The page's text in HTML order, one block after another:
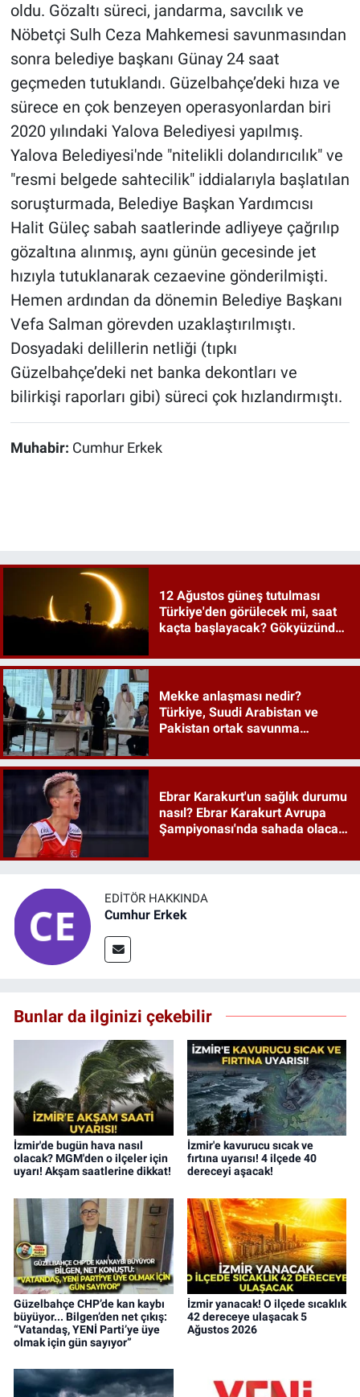
oldu. Gözaltı süreci, jandarma, savcılık ve
Nöbetçi Sulh Ceza Mahkemesi savunmasından
sonra belediye başkanı Günay 24 saat
geçmeden tutuklandı. Güzelbahçe’deki hıza ve
sürece en çok benzeyen operasyonlardan biri
2020 yılındaki Yalova Belediyesi yapılmış.
Yalova Belediyesi'nde "nitelikli dolandırıcılık" ve
"resmi belgede sahtecilik" iddialarıyla başlatılan
soruşturmada, Belediye Başkan Yardımcısı
Halit Güleç sabah saatlerinde adliyeye çağrılıp
gözaltına alınmış, aynı günün gecesinde jet
hızıyla tutuklanarak cezaevine gönderilmişti.
Hemen ardından da dönemin Belediye Başkanı
Vefa Salman görevden uzaklaştırılmıştı.
Dosyadaki delillerin netliği (tıpkı
Güzelbahçe’deki net banka dekontları ve
bilirkişi raporları gibi) süreci çok hızlandırmıştı.
Muhabir: Cumhur Erkek
12 Ağustos güneş tutulması
Türkiye'den görülecek mi, saat
kaçta başlayacak? Gökyüzünde
Mekke anlaşması nedir?
Türkiye, Suudi Arabistan ve
Pakistan ortak savunma
Ebrar Karakurt'un sağlık durumu
nasıl? Ebrar Karakurt Avrupa
Şampiyonası'nda sahada olacak
EDITÖR HAKKINDA
Cumhur Erkek
Bunlar da ilginizi çekebilir
İzmir'de bugün hava nasıl
olacak? MGM'den o ilçeler için
uyarı! Akşam saatlerine dikkat!
İzmir'e kavurucu sıcak ve
fırtına uyarısı! 4 ilçede 40
dereceyi aşacak!
Güzelbahçe CHP’de kan kaybı
büyüyor... Bilgen’den net çıkış:
“Vatandaş, YENİ Parti’ye üye
olmak için gün sayıyor”
İzmir yanacak! O ilçede sıcaklık
42 dereceye ulaşacak 5
Ağustos 2026